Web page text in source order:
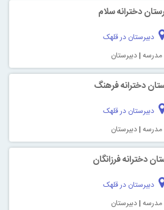
دخترانه سلام
دبیرستان در قلهک
مدرسه |دبیرستان
دخترانه فرهنگ
دبیرستان در قلهک
مدرسه |دبیرستان
دخترانه فرزانگان
دبیرستان در قلهک
مدرسه |دبیرستان